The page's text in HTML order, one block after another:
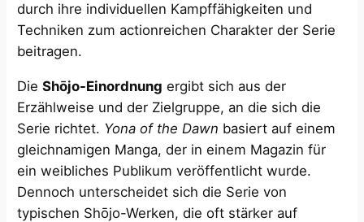
durch ihre individuellen Kampffähigkeiten und
Techniken zum actionreichen Charakter der Serie
beitragen.
DieShōjo-Einordnung ergibt sich aus der
Erzählweise und der Zielgruppe, an die sich die
Serie richtet. Yona of the Dawn basiert auf einem
gleichnamigen Manga, der in einem Magazin für
ein weibliches Publikum veröffentlicht wurde.
Dennoch unterscheidet sich die Serie von
typischen Shōjo-Werken, die oft stärker auf